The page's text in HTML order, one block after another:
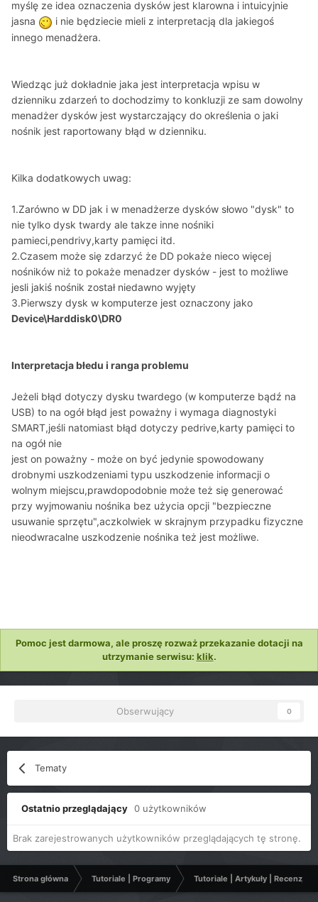
myślę ze idea oznaczenia dysków jest klarowna i intuicyjnie
jasna
i nie będziecie mieli z interpretacją dla jakiegoś
innego menadżera.
Wiedząc już dokładnie jaka jest interpretacja wpisu w
dzienniku zdarzeń to dochodzimy to konkluzji ze sam dowolny
menadżer dysków jest wystarczający do określenia o jaki
nośnik jest raportowany błąd w dzienniku.
Kilka dodatkowych uwag:
1.Zarówno w DD jak i w menadżerze dysków słowo "dysk" to
nie tylko dysk twardy ale takze inne nośniki
pamieci,pendrivy,karty pamięci itd.
2.Czasem może się zdarzyć że DD pokaże nieco więcej
nośników niż to pokaże menadzer dysków - jest to możliwe
jesli jakiś nośnik został niedawno wyjęty
3.Pierwszy dysk w komputerze jest oznaczony jako
Device\Harddisk0\DR0
Interpretacja błedu i ranga problemu
Jeżeli błąd dotyczy dysku twardego (w komputerze bądź na
USB) to na ogół błąd jest poważny i wymaga diagnostyki
SMART,jeśli natomiast błąd dotyczy pedrive,karty pamięci to
na ogół nie
jest on poważny - może on być jedynie spowodowany
drobnymi uszkodzeniami typu uszkodzenie informacji o
wolnym miejscu,prawdopodobnie może też się generować
przy wyjmowaniu nośnika bez użycia opcji "bezpieczne
usuwanie sprzętu",aczkolwiek w skrajnym przypadku fizyczne
nieodwracalne uszkodzenie nośnika też jest możliwe.
Pomoc jest darmowa, ale proszę rozważ przekazanie dotacji na
utrzymanie serwisu: klik.
Obserwujący 0
Tematy
Ostatnio przeglądający 0 użytkowników
Brak zarejestrowanych użytkowników przeglądających tę stronę.
Strona główna Tutoriale | Programy Tutoriale | Artykuły | Recenzje